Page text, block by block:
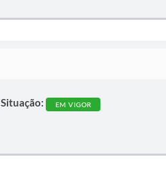
Situação: EM VIGOR